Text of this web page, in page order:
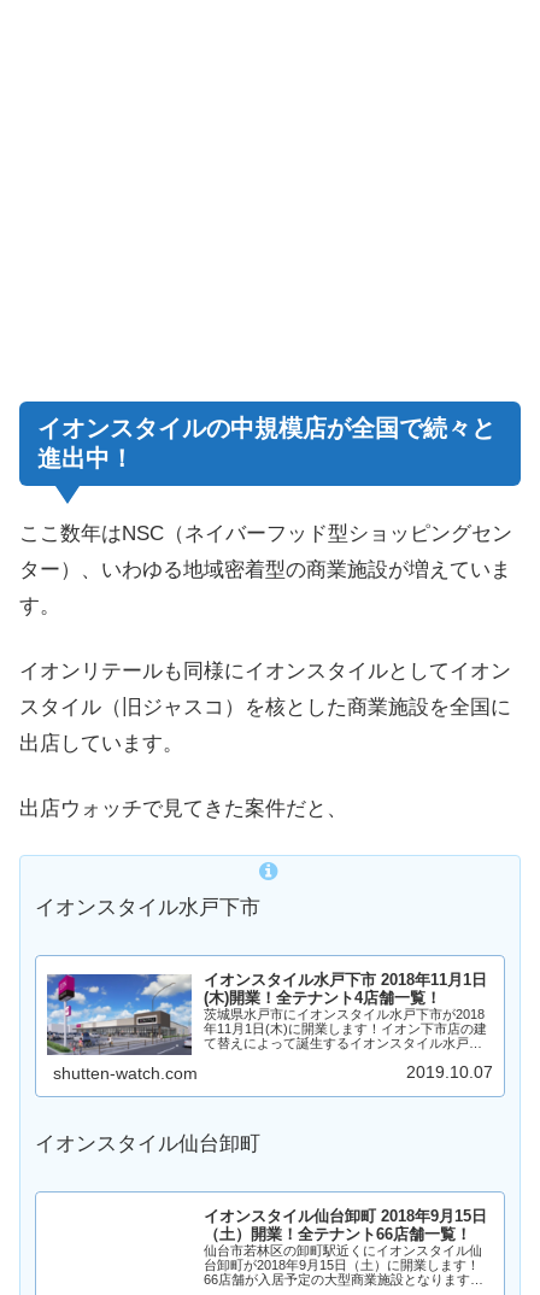
イオンスタイルの中規模店が全国で続々と
進出中！
ここ数年はNSC（ネイバーフッド型ショッピングセン
ター）、いわゆる地域密着型の商業施設が増えていま
す。
イオンリテールも同様にイオンスタイルとしてイオン
スタイル（旧ジャスコ）を核とした商業施設を全国に
出店しています。
出店ウォッチで見てきた案件だと、
イオンスタイル水戸下市
イオンスタイル水戸下市 2018年11月1日
(木)開業！全テナント4店舗一覧！
茨城県水戸市にイオンスタイル水戸下市が2018
年11月1日(木)に開業します！イオン下市店の建
て替えによって誕生するイオンスタイル水戸下
舗が出店します！そんな、イオンスタイル水戸
shutten-watch.com 2019.10.07
イオンスタイル仙台卸町
イオンスタイル仙台卸町 2018年9月15日
（土）開業！全テナント66店舗一覧！
仙台市若林区の卸町駅近くにイオンスタイル仙
台卸町が2018年9月15日（土）に開業します！
66店舗が入居予定の大型商業施設となります。